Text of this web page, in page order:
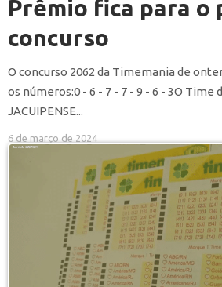
Prêmio fica para o
concurso
O concurso 2062 da Timemania de
os números:0 - 6 - 7 - 7 - 9 - 6 - 3O Time
JACUIPENSE...
6 de março de 2024